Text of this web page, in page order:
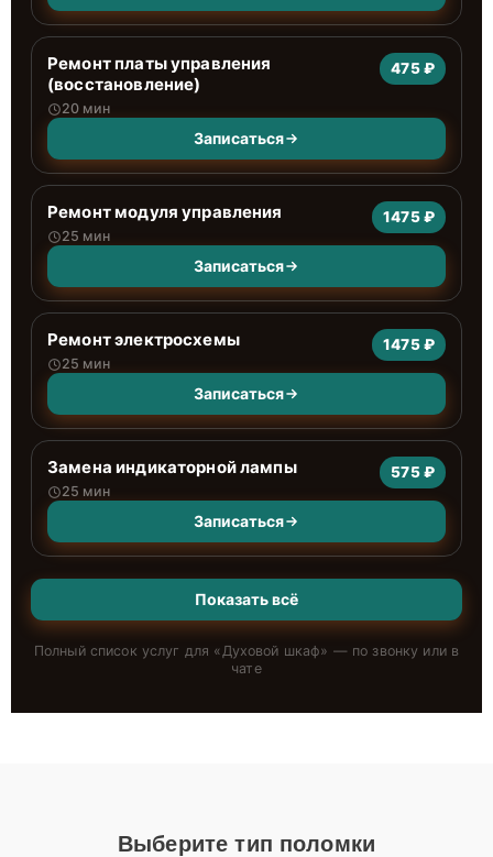
Ремонт платы управления
(восстановление)
20 мин
475 ₽
Записаться
Ремонт модуля управления
25 мин
1475 ₽
Записаться
Ремонт электросхемы
25 мин
1475 ₽
Записаться
Замена индикаторной лампы
25 мин
575 ₽
Записаться
Показать всё
Полный список услуг для «Духовой шкаф» — по звонку или в
чате
Выберите тип поломки